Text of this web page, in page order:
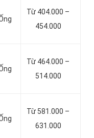
Từ 404.000 –
454.000
Từ 464.000 –
514.000
Từ 581.000 –
631.000